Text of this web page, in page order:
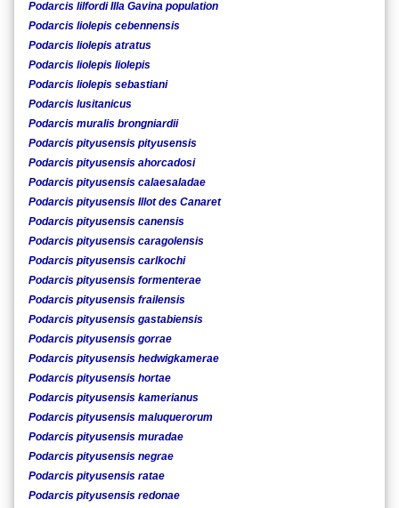
Podarcis lilfordi Illa Gavina population
Podarcis liolepis cebennensis
Podarcis liolepis atratus
Podarcis liolepis liolepis
Podarcis liolepis sebastiani
Podarcis lusitanicus
Podarcis muralis brongniardii
Podarcis pityusensis pityusensis
Podarcis pityusensis ahorcadosi
Podarcis pityusensis calaesaladae
Podarcis pityusensis Illot des Canaret
Podarcis pityusensis canensis
Podarcis pityusensis caragolensis
Podarcis pityusensis carlkochi
Podarcis pityusensis formenterae
Podarcis pityusensis frailensis
Podarcis pityusensis gastabiensis
Podarcis pityusensis gorrae
Podarcis pityusensis hedwigkamerae
Podarcis pityusensis hortae
Podarcis pityusensis kamerianus
Podarcis pityusensis maluquerorum
Podarcis pityusensis muradae
Podarcis pityusensis negrae
Podarcis pityusensis ratae
Podarcis pityusensis redonae